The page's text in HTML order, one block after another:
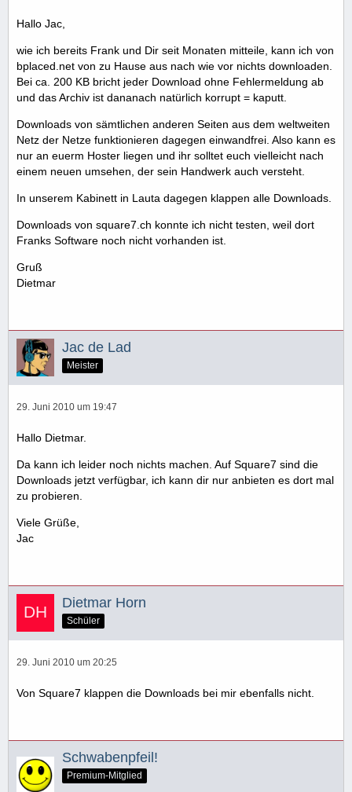
Hallo Jac,
wie ich bereits Frank und Dir seit Monaten mitteile, kann ich von
bplaced.net von zu Hause aus nach wie vor nichts downloaden.
Bei ca. 200 KB bricht jeder Download ohne Fehlermeldung ab
und das Archiv ist dananach natürlich korrupt = kaputt.
Downloads von sämtlichen anderen Seiten aus dem weltweiten
Netz der Netze funktionieren dagegen einwandfrei. Also kann es
nur an euerm Hoster liegen und ihr solltet euch vielleicht nach
einem neuen umsehen, der sein Handwerk auch versteht.
In unserem Kabinett in Lauta dagegen klappen alle Downloads.
Downloads von square7.ch konnte ich nicht testen, weil dort
Franks Software noch nicht vorhanden ist.
Gruß
Dietmar
Jac de Lad
Meister
29. Juni 2010 um 19:47
Hallo Dietmar.
Da kann ich leider noch nichts machen. Auf Square7 sind die
Downloads jetzt verfügbar, ich kann dir nur anbieten es dort mal
zu probieren.
Viele Grüße,
Jac
Dietmar Horn
Schüler
29. Juni 2010 um 20:25
Von Square7 klappen die Downloads bei mir ebenfalls nicht.
Schwabenpfeil!
Premium-Mitglied